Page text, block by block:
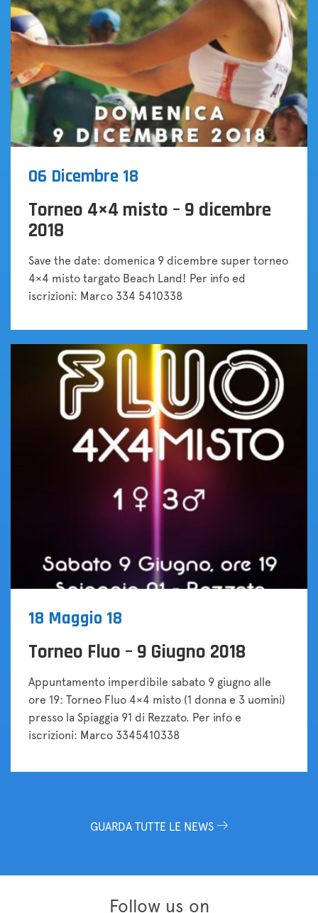
06 Dicembre 18
Torneo 4×4 misto – 9 dicembre
2018
Save the date: domenica 9 dicembre super torneo
4×4 misto targato Beach Land! Per info ed
iscrizioni: Marco 334 5410338
Tornei
18 Maggio 18
Torneo Fluo – 9 Giugno 2018
Appuntamento imperdibile sabato 9 giugno alle
ore 19: Torneo Fluo 4×4 misto (1 donna e 3 uomini)
presso la Spiaggia 91 di Rezzato. Per info e
iscrizioni: Marco 3345410338
GUARDA TUTTE LE NEWS
Follow us on